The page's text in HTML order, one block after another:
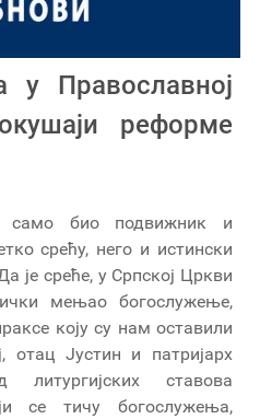
у Православној
реформе
само био подвижник и
срећу, него и истински
је среће, у Српској Цркви
мењао богослужење,
коју су нам оставили
отац Јустин и патријарх
ставова
се тичу богослужења,